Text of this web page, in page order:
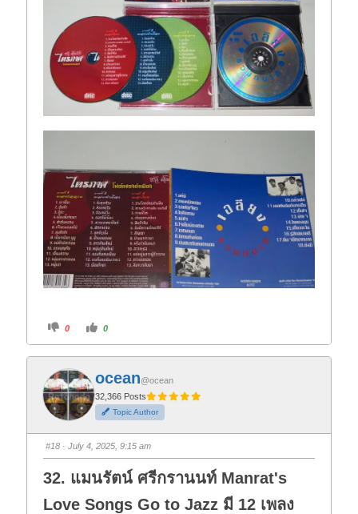
C
i
k
f
o
r
t
h
u
m
d
o
n
.
0
C
i
k
o
r
t
h
u
m
u
p
0
ocean@ocean
32,366 Posts
Topic Author
#18 · July 4, 2025, 9:15 am
32. แมนรัตน์ ศรีกรานนท์ Manrat's
Love Songs Go to Jazz มี 12 เพลง